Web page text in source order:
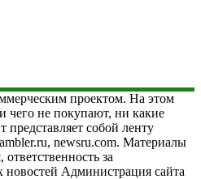
проектом. На этом
чего не покупают, ни какие
представляет собой ленту
newsru.com. Материалы
за
новостей Администрация сайта